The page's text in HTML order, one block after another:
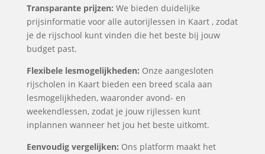
Transparante prijzen: We bieden duidelijke
prijsinformatie voor alle autorijlessen in Kaart , zodat
je de rijschool kunt vinden die het beste bij jouw
budget past.
Flexibele lesmogelijkheden: Onze aangesloten
rijscholen in Kaart bieden een breed scala aan
lesmogelijkheden, waaronder avond- en
weekendlessen, zodat je jouw rijlessen kunt
inplannen wanneer het jou het beste uitkomt.
Eenvoudig vergelijken: Ons platform maakt het